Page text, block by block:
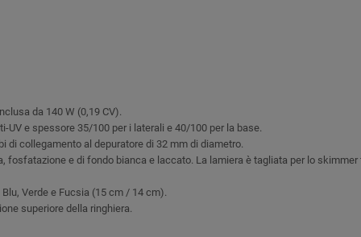
da 140 W (0,19 CV).
e spessore 35/100 per i laterali e 40/100 per la base.
collegamento al depuratore di 32 mm di diametro.
e di fondo bianca e laccato. La lamiera è tagliata per lo
Verde e Fucsia (15 cm / 14 cm).
superiore della ringhiera.